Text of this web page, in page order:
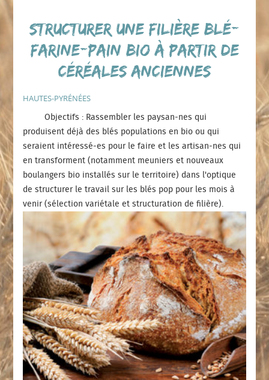
Structurer une filière blé-
farine-pain BIO à partir de
céréales anciennes
HAUTES-PYRÉNÉES
Objectifs : Rassembler les paysan-nes qui
produisent déjà des blés populations en bio ou qui
seraient intéressé-es pour le faire et les artisan-nes qui
en transforment (notamment meuniers et nouveaux
boulangers bio installés sur le territoire) dans l'optique
de structurer le travail sur les blés pop pour les mois à
venir (sélection variétale et structuration de filière).